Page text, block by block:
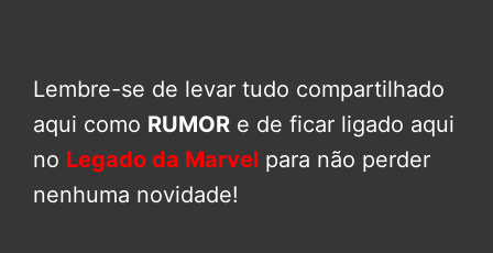
Lembre-se de levar tudo compartilhado
aqui como RUMOR e de ficar ligado aqui
no Legado da Marvel para não perder
nenhuma novidade!